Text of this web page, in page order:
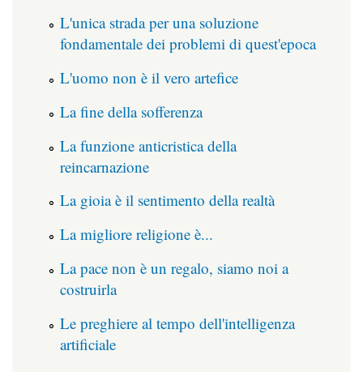
L'unica strada per una soluzione
fondamentale dei problemi di quest'epoca
L'uomo non è il vero artefice
La fine della sofferenza
La funzione anticristica della
reincarnazione
La gioia è il sentimento della realtà
La migliore religione è...
La pace non è un regalo, siamo noi a
costruirla
Le preghiere al tempo dell'intelligenza
artificiale